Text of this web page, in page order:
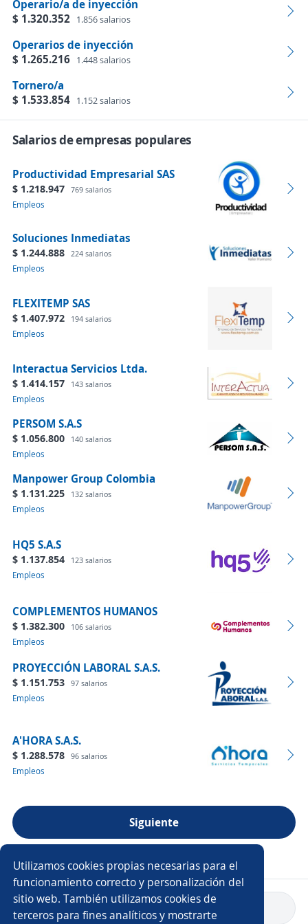
Utilizamos cookies propias necesarias para el
funcionamiento correcto y personalización del
sitio web. También utilizamos cookies de
terceros para fines analíticos y mostrarte
Operario/a de inyección
$ 1.320.352 1.856 salarios
Operarios de inyección
$ 1.265.216 1.448 salarios
Tornero/a
$ 1.533.854 1.152 salarios
Salarios de empresas populares
Productividad Empresarial SAS
$ 1.218.947 769 salarios
Empleos
Soluciones Inmediatas
$ 1.244.888 224 salarios
Empleos
FLEXITEMP SAS
$ 1.407.972 194 salarios
Empleos
Interactua Servicios Ltda.
$ 1.414.157 143 salarios
Empleos
PERSOM S.A.S
$ 1.056.800 140 salarios
Empleos
Manpower Group Colombia
$ 1.131.225 132 salarios
Empleos
HQ5 S.A.S
$ 1.137.854 123 salarios
Empleos
COMPLEMENTOS HUMANOS
$ 1.382.300 106 salarios
Empleos
PROYECCIÓN LABORAL S.A.S.
$ 1.151.753 97 salarios
Empleos
A'HORA S.A.S.
$ 1.288.578 96 salarios
Empleos
Siguiente
Ver más empresas
Volver a inicio